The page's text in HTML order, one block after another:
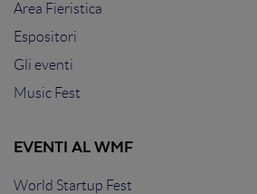
Area Fieristica
Espositori
Gli eventi
Music Fest
EVENTI AL WMF
World Startup Fest